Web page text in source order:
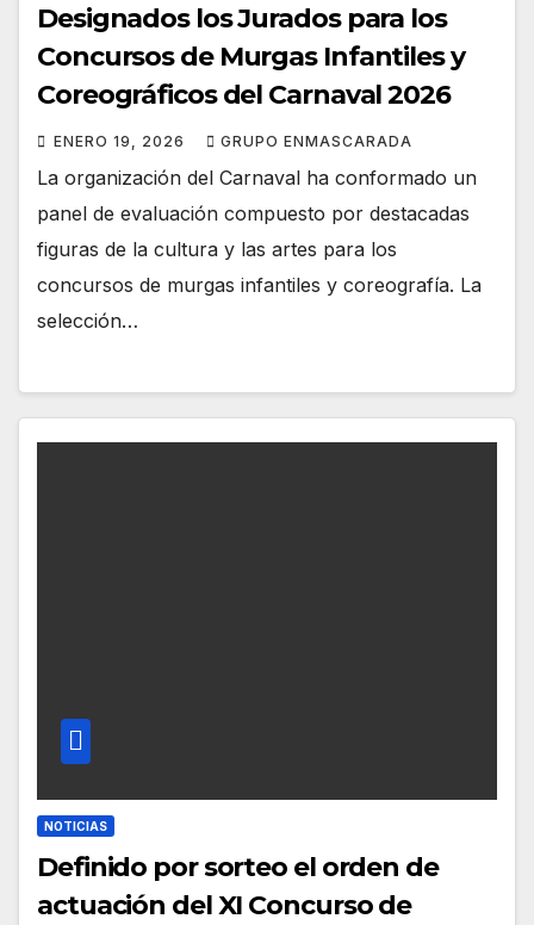
Designados los Jurados para los
Concursos de Murgas Infantiles y
Coreográficos del Carnaval 2026
ENERO 19, 2026 GRUPO ENMASCARADA
La organización del Carnaval ha conformado un
panel de evaluación compuesto por destacadas
figuras de la cultura y las artes para los
concursos de murgas infantiles y coreografía. La
selección…
NOTICIAS
Definido por sorteo el orden de
actuación del XI Concurso de